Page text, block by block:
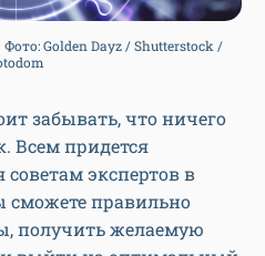
Golden Dayz / Shutterstock /
забывать, что ничего
Всем придется
советам экспертов в
сможете правильно
получить желаемую